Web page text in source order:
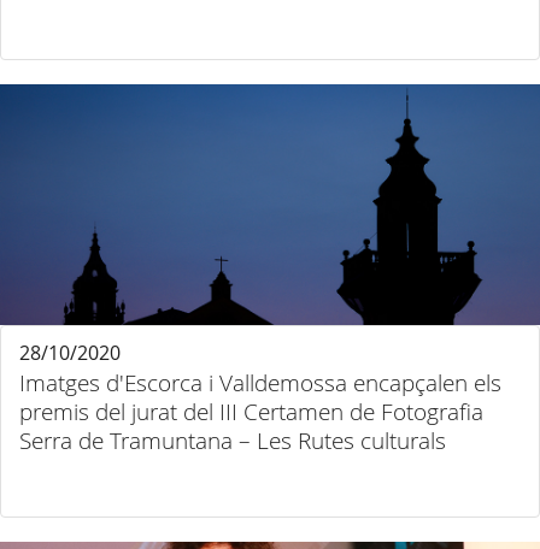
Imatges d'Escorca i Valldemossa encapçalen els
premis del jurat del III Certamen de Fotografia
Serra de Tramuntana – Les Rutes culturals
28/10/2020